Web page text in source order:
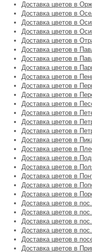
Доставка цветов в
Доставка цветов в
Доставка цветов в
Доставка цветов в
Доставка цветов в
Доставка цветов в
Доставка цветов в
Доставка цветов в
Доставка цветов в
Доставка цветов в
Доставка цветов в
Доставка цветов в
Доставка цветов в
Доставка цветов в
Доставка цветов в
Доставка цветов в
Доставка цветов в
Доставка цветов в
Доставка цветов в
Доставка цветов в
Доставка цветов в
Доставка цветов в
Доставка цветов в
Доставка цветов в
Доставка цветов в
Доставка цветов в
Доставка цветов в
Доставка цветов в